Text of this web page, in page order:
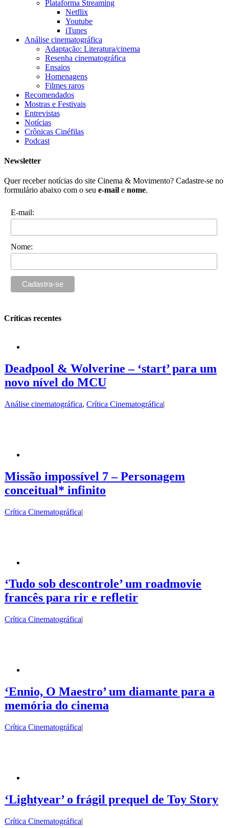
Plataforma Streaming
Netflix
Youtube
iTunes
Análise cinematográfica
Adaptação: Literatura/cinema
Resenha cinematográfica
Ensaios
Homenagens
Filmes raros
Recomendados
Mostras e Festivais
Entrevistas
Notícias
Crônicas Cinéfilas
Podcast
Newsletter
Quer receber notícias do site Cinema & Movimento? Cadastre-se no
formulário abaixo com o seu e-mail e nome.
E-mail:
Nome:
Críticas recentes
Deadpool & Wolverine – ‘start’ para um
novo nível do MCU
Análise cinematográfica, Crítica Cinematográfica|
Missão impossível 7 – Personagem
conceitual* infinito
Crítica Cinematográfica|
‘Tudo sob descontrole’ um roadmovie
francês para rir e refletir
Crítica Cinematográfica|
‘Ennio, O Maestro’ um diamante para a
memória do cinema
Crítica Cinematográfica|
‘Lightyear’ o frágil prequel de Toy Story
Crítica Cinematográfica|